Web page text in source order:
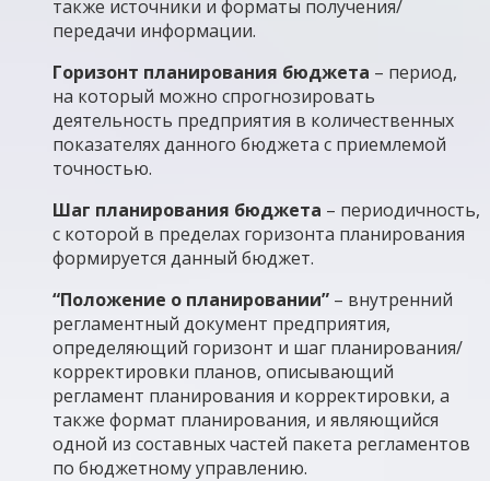
также источники и форматы получения/
передачи информации.
Горизонт планирования бюджета – период,
на который можно спрогнозировать
деятельность предприятия в количественных
показателях данного бюджета с приемлемой
точностью.
Шаг планирования бюджета – периодичность,
с которой в пределах горизонта планирования
формируется данный бюджет.
“Положение о планировании” – внутренний
регламентный документ предприятия,
определяющий горизонт и шаг планирования/
корректировки планов, описывающий
регламент планирования и корректировки, а
также формат планирования, и являющийся
одной из составных частей пакета регламентов
по бюджетному управлению.